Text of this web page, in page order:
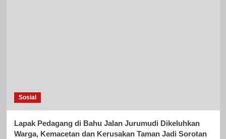
Sosial
Lapak Pedagang di Bahu Jalan Jurumudi Dikeluhkan
Warga, Kemacetan dan Kerusakan Taman Jadi Sorotan